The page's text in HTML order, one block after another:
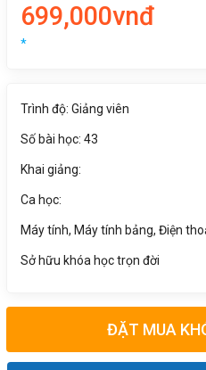
699,000vnđ
*
Trình độ: Giảng viên
Số bài học: 43
Khai giảng:
Ca học:
Máy tính, Máy tính bảng, Điện
Sở hữu khóa học trọn đời
ĐẶT MUA